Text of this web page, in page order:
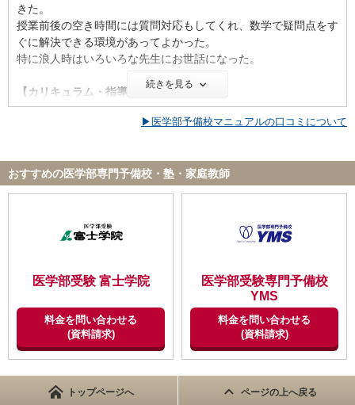
【校舎内外の環境について（自習室、交通の便、治安、立地な
ど） 】
校舎内はとても綺麗で、自習室もいくつか種類があってしっかり
整備されていました。
チューターの方々の対応もとても丁寧で、大変満足のいくものに
なっていました。
【サポート体制】
チューターが相談に乗ってくれたり、講師の先生方も経験をいか
して進路指導をしてくださったりしました。
にはありました。
そのおかげで、とくに不安を感じることもなくスムーズに志望校
料金に関しては、コースや取る講座によってもピンキリだと思い
決して河合塾の授業料は安いものではありません。それでも、お
おくの医学部専門塾などに比べてはるかに安いのは事実でした
し、実際に一年通ってみて、河合塾にはそれだけの価値があると
おもいました。
きた。
授業前後の空き時間には質問対応もしてくれ、数学で疑問点をす
ぐに解決できる環境があってよかった。
特に浪人時はいろいろな先生にお世話になった。
【カリキュラム・指導方針・授業内容】
浪人時は、最初にテストを受け、その結果にあった講座が用意さ
れるので、科目ごとに自分に合ったレベルのカリキュラムを受け
医学部対策コースでは、医学部受験のデータ等ももらえたので情
報が得られる点でもよかった。
自習室が、空き教室の他に現役生用、浪人生用とあり、講座がな
また情報ステーションといって、様々な大学の情報が集められる
コーナーがあり、パンフレットを見たり過去問をかりることがで
きたのでよく利用した。
【サポート体制】
自分の成績と志望をふまえ、色々とアドバイスをしてくれた。
医学部受験を決めた当初は、医学部に関して自分に知識がなかっ
たので、小論文があるのはここの大学、この科目が得意ならこの
続きを見る
▶医学部予備校マニュアルの口コミについて
おすすめの医学部専門予備校・塾・家庭教師
医学部受験 富士学院
料金を問い合わせる
(資料請求)
医学部受験専門予備校
YMS
料金を問い合わせる
(資料請求)
トップページへ ページの上へ戻る